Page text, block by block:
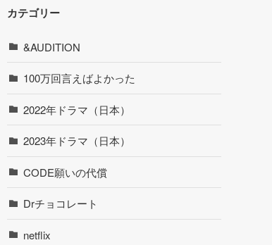
カテゴリー
&AUDITION
100万回言えばよかった
2022年ドラマ（日本）
2023年ドラマ（日本）
CODE願いの代償
Drチョコレート
netflix